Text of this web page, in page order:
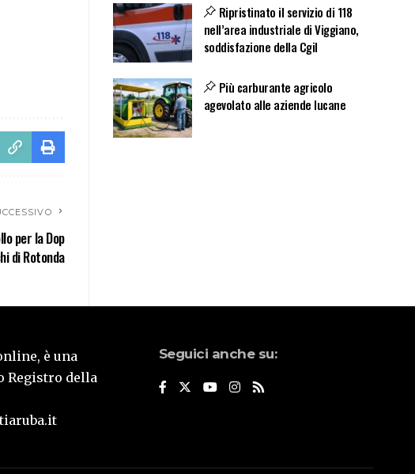
per la Dop
di Rotonda
Ripristinato il servizio di 118
nell’area industriale di Viggiano,
soddisfazione della Cgil
Più carburante agricolo
agevolato alle aziende lucane
è una
Registro della
Seguici anche su: